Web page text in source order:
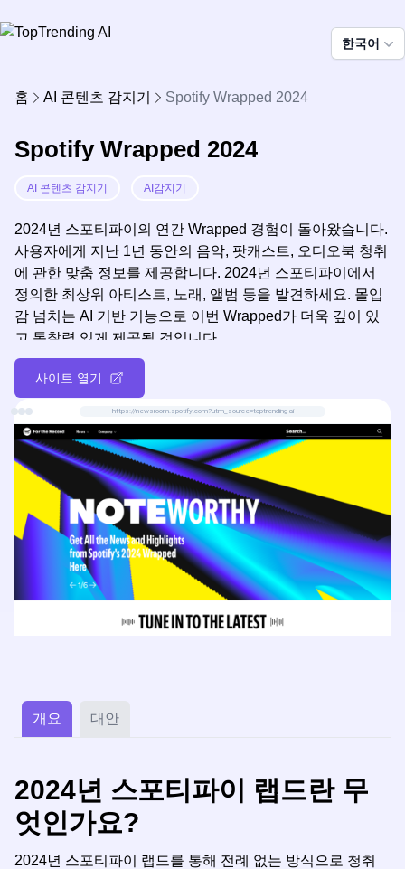
한국어
홈 AI 콘텐츠 감지기 Spotify Wrapped 2024
Spotify Wrapped 2024
AI 콘텐츠 감지기 AI감지기
2024년 스포티파이의 연간 Wrapped 경험이 돌아왔습니다.
사용자에게 지난 1년 동안의 음악, 팟캐스트, 오디오북 청취
에 관한 맞춤 정보를 제공합니다. 2024년 스포티파이에서
정의한 최상위 아티스트, 노래, 앨범 등을 발견하세요. 몰입
감 넘치는 AI 기반 기능으로 이번 Wrapped가 더욱 깊이 있
고 통찰력 있게 제공될 것입니다.
사이트 열기
https://newsroom.spotify.com?utm_source=toptrending-ai
개요 대안
2024년 스포티파이 랩드란 무
엇인가요?
2024년 스포티파이 랩드를 통해 전례 없는 방식으로 청취